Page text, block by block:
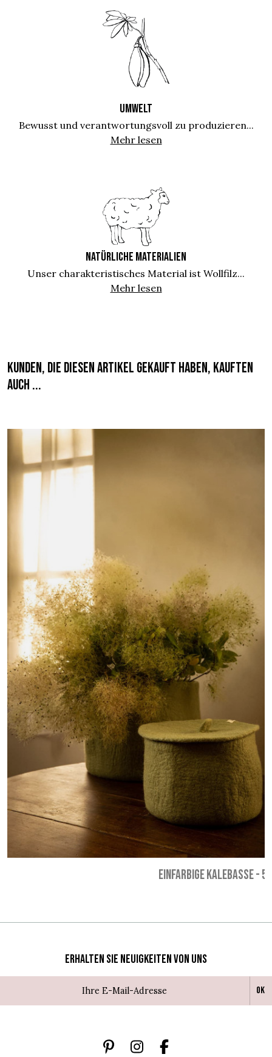
UMWELT
Bewusst und verantwortungsvoll zu produzieren...
Mehr lesen
NATÜRLICHE MATERIALIEN
Unser charakteristisches Material ist Wollfilz...
Mehr lesen
Kunden, die diesen Artikel gekauft haben, kauften
auch ...
EINFARBIGE KALEBASSE-
Erhalten Sie Neuigkeiten von uns
Ok